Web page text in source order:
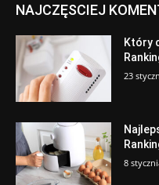
NAJCZĘSCIEJ
Który
23
8